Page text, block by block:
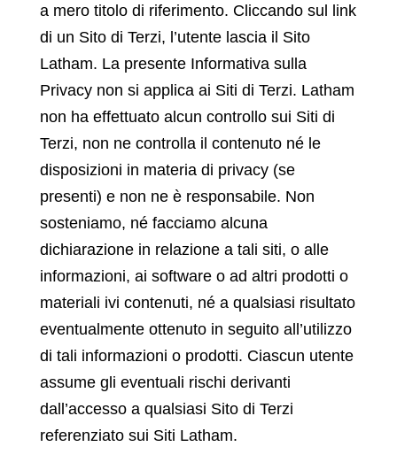
a mero titolo di riferimento. Cliccando sul link
di un Sito di Terzi, l’utente lascia il Sito
Latham. La presente Informativa sulla
Privacy non si applica ai Siti di Terzi. Latham
non ha effettuato alcun controllo sui Siti di
Terzi, non ne controlla il contenuto né le
disposizioni in materia di privacy (se
presenti) e non ne è responsabile. Non
sosteniamo, né facciamo alcuna
dichiarazione in relazione a tali siti, o alle
informazioni, ai software o ad altri prodotti o
materiali ivi contenuti, né a qualsiasi risultato
eventualmente ottenuto in seguito all’utilizzo
di tali informazioni o prodotti. Ciascun utente
assume gli eventuali rischi derivanti
dall’accesso a qualsiasi Sito di Terzi
referenziato sui Siti Latham.